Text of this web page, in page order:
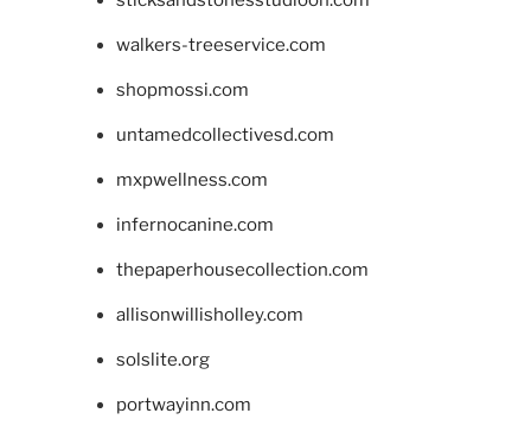
walkers-treeservice.com
shopmossi.com
untamedcollectivesd.com
mxpwellness.com
infernocanine.com
thepaperhousecollection.com
allisonwillisholley.com
solslite.org
portwayinn.com